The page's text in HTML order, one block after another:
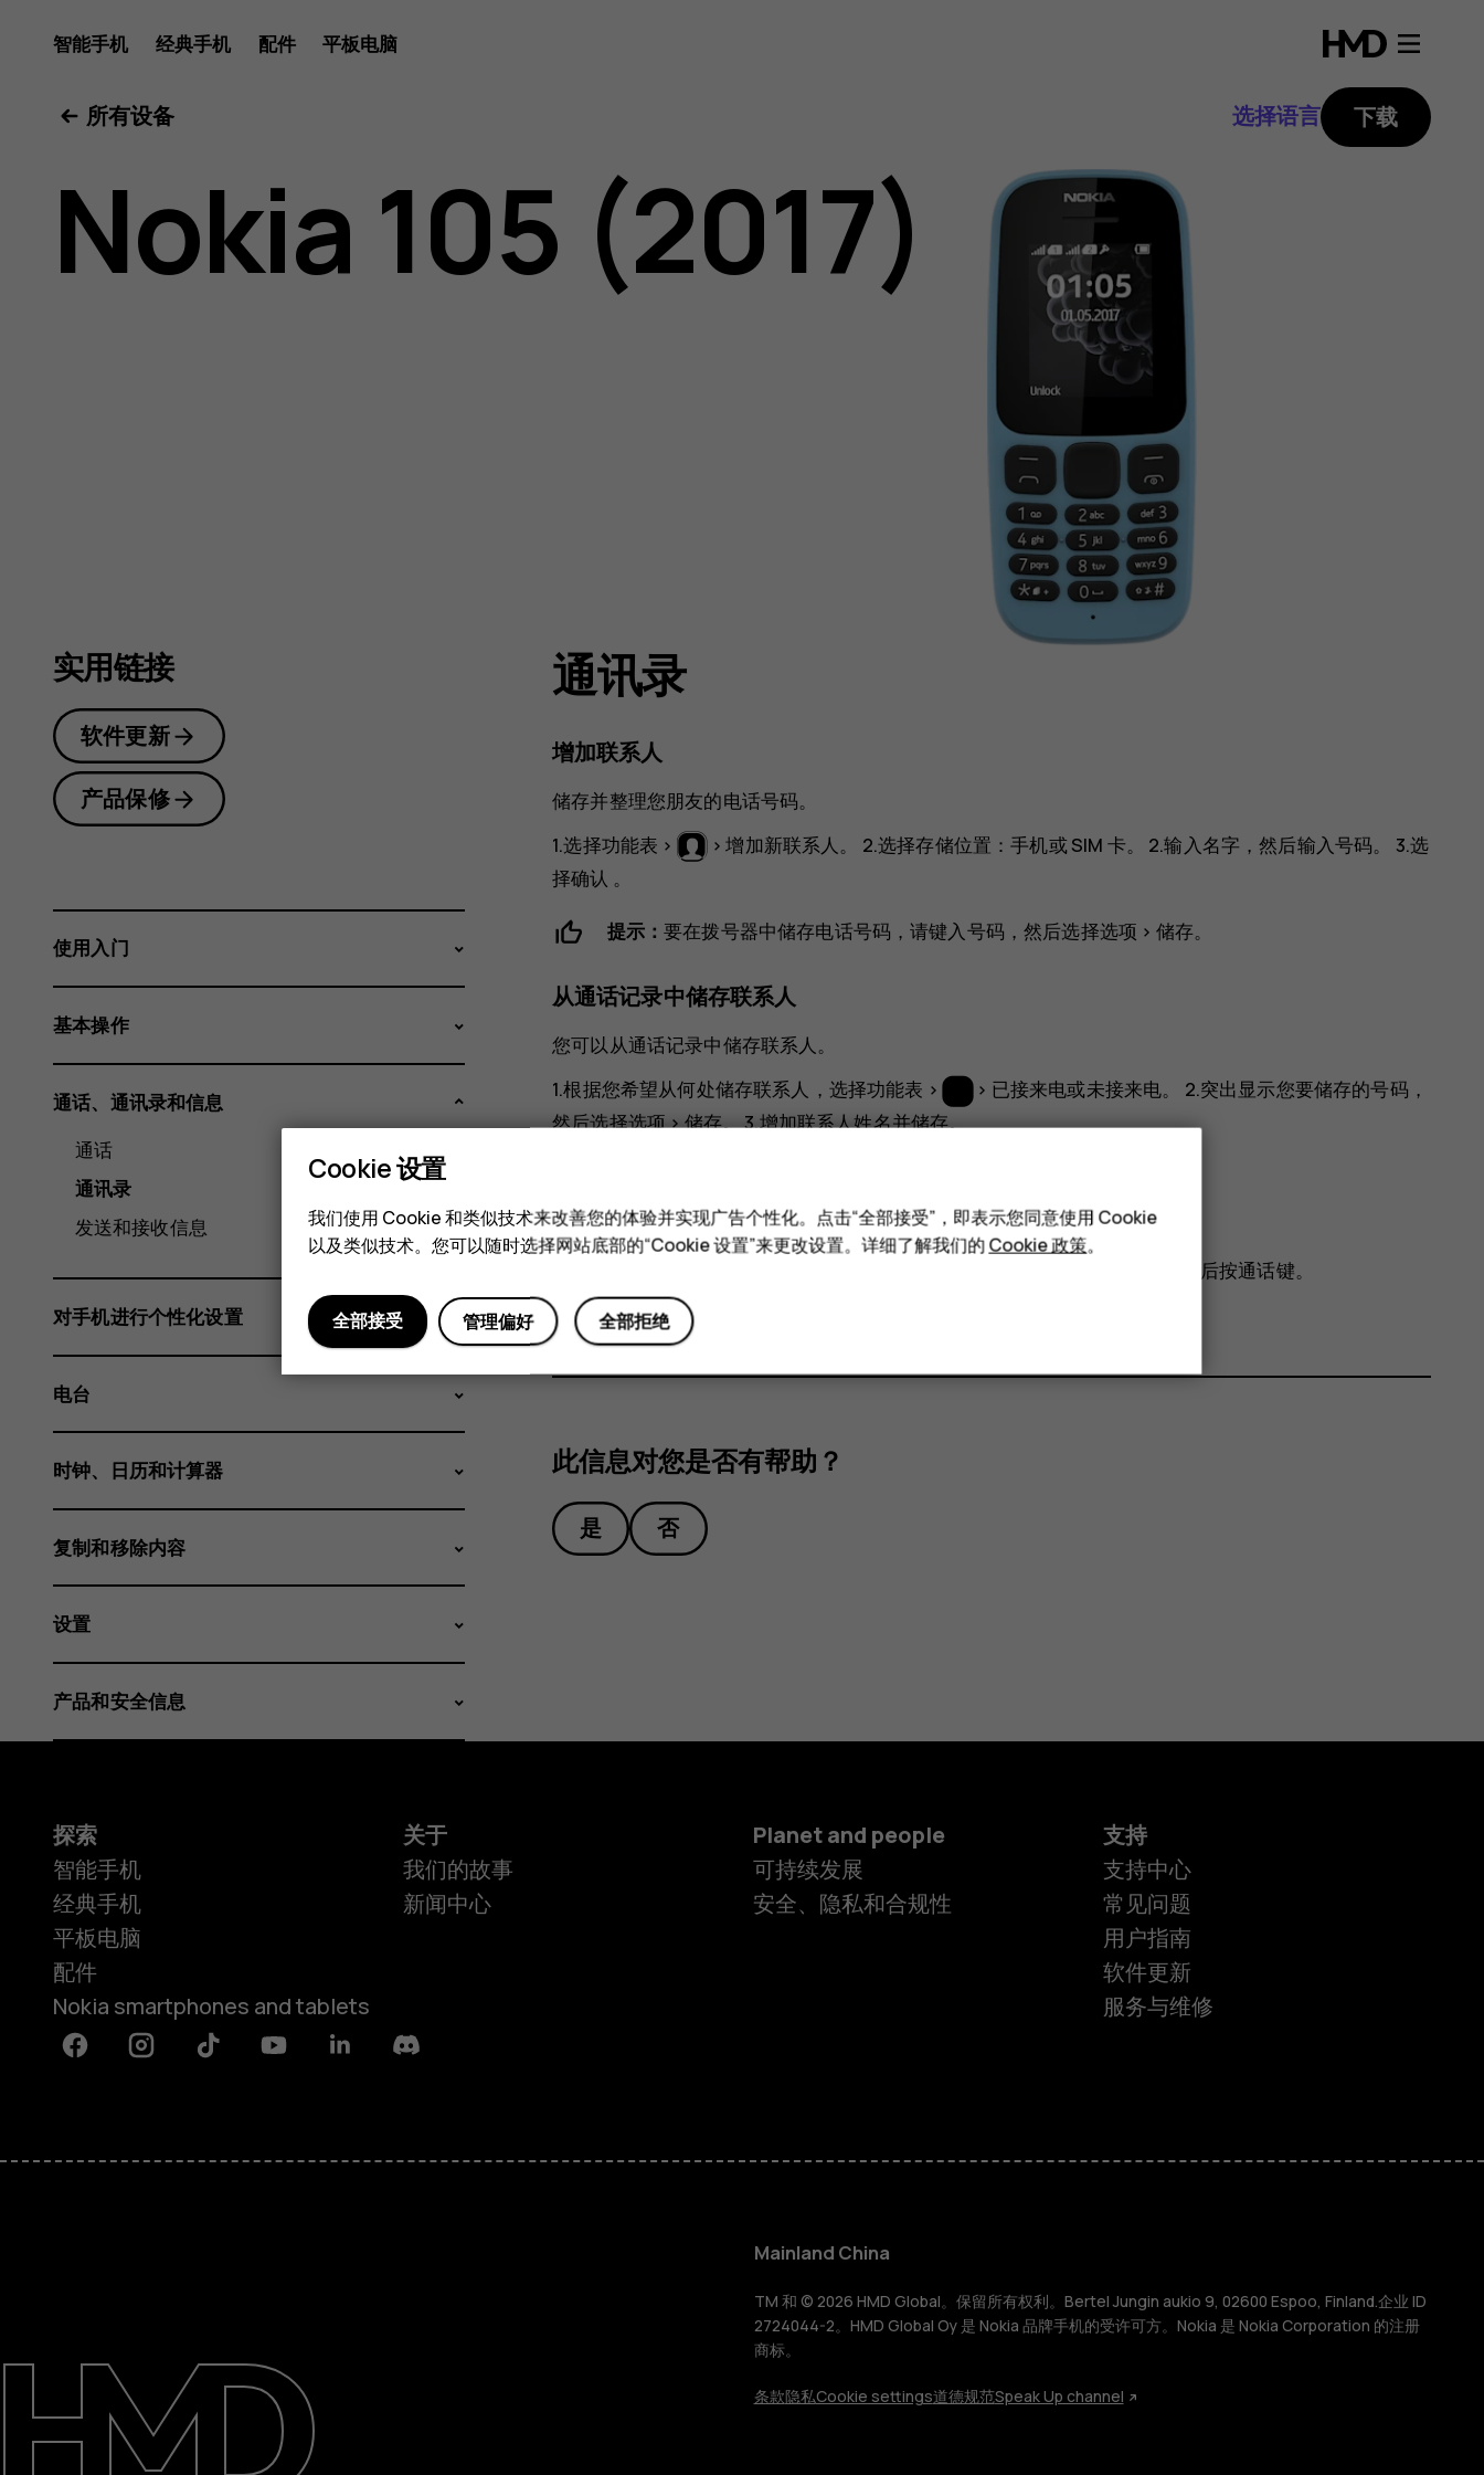
Nokia
105
(2017)
指
南
智能手机 经典手机 配件 平板电脑
智能手机
经典手机
配件
平板电脑
Mainland China
所有设备 选择语言 下载
Nokia 105 (2017)
通讯录
增加联系人
储存并整理您朋友的电话号码。
1.选择功能表 > >增加新联系人。 2.选择存储位置：手机或SIM 卡。 2.输入名字，然后输入号码。 3.选
择确认 。
提示：要在拨号器中储存电话号码，请键入号码，然后选择选项 > 储存。
从通话记录中储存联系人
您可以从通话记录中储存联系人。
1.根据您希望从何处储存联系人，选择功能表 > > 已接来电或未接来电。 2.突出显示您要储存的号码，
然后选择选项>储存。 3.增加联系人姓名并储存。
您可以从通讯录列表中直接呼叫联系人。
，然后滚动至要呼叫的联系人。 2.选择该联系人，然后按通话键。
此信息对您是否有帮助？
是 否
实用链接
软件更新
产品保修
使用入门
基本操作
通话、通讯录和信息
通话
通讯录
发送和接收信息
对手机进行个性化设置
电台
时钟、日历和计算器
复制和移除内容
设置
产品和安全信息
探索
智能手机
经典手机
平板电脑
配件
Nokia smartphones and tablets
关于
我们的故事
新闻中心
Planet and people
可持续发展
安全、隐私和合规性
支持
支持中心
常见问题
用户指南
软件更新
服务与维修
FacebookInstagramTiktok YoutubeLinkedinDiscord
Mainland China
TM 和 © 2026 HMD Global。保留所有权利。Bertel Jungin aukio 9, 02600 Espoo, Finland.企业 ID
2724044-2。HMD Global Oy 是 Nokia 品牌手机的受许可方。Nokia 是 Nokia Corporation 的注册
商标。
条款隐私Cookie settings道德规范Speak Up channel
Cookie 设置
我们使用 Cookie 和类似技术来改善您的体验并实现广告个性化。点击“全部接受”，即表示您同意使用 Cookie
以及类似技术。您可以随时选择网站底部的“Cookie 设置”来更改设置。详细了解我们的Cookie 政策。
全部拒绝
管理偏好
全部接受